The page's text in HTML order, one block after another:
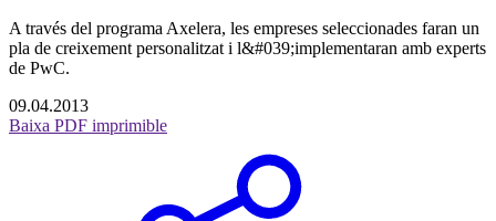
A través del programa Axelera, les empreses seleccionades faran un
pla de creixement personalitzat i l&#039;implementaran amb experts
de PwC.
09.04.2013
Baixa PDF imprimible